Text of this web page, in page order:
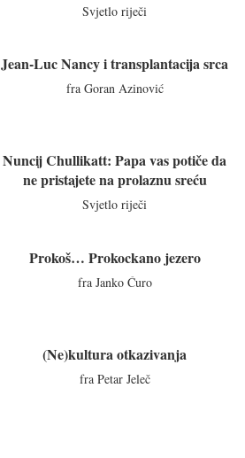
Svjetlo riječi
Jean-Luc Nancy i transplantacija srca
fra Goran Azinović
Nuncij Chullikatt: Papa vas potiče da
ne pristajete na prolaznu sreću
Svjetlo riječi
Prokoš… Prokockano jezero
fra Janko Ćuro
(Ne)kultura otkazivanja
fra Petar Jeleč